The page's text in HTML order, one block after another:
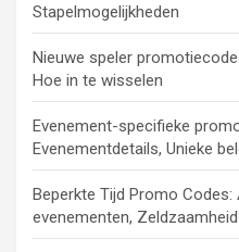
Stapelmogelijkheden
Nieuwe speler
Hoe in te wisselen
Evenement-specifieke
Evenementdetails, Unieke
Beperkte Tijd Promo
evenementen, Zeldzaamheid